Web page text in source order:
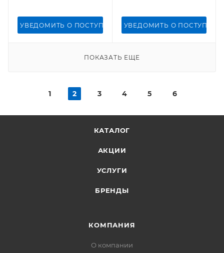
УВЕДОМИТЬ О ПОСТУПЛЕНИИУВЕДОМИТЬ О
ПОКАЗАТЬ ЕЩЕ
1 2 3 4 5 6
КАТАЛОГ
АКЦИИ
УСЛУГИ
БРЕНДЫ
КОМПАНИЯ
О компании